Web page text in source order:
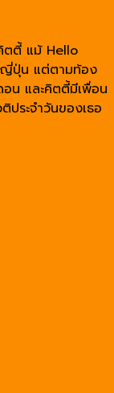
ตตี้ แม้ Hello
ญี่ปุ่น แต่ตามท้อง
อน และคิตตี้มีเพื่อน
ประจำวันของเธอ